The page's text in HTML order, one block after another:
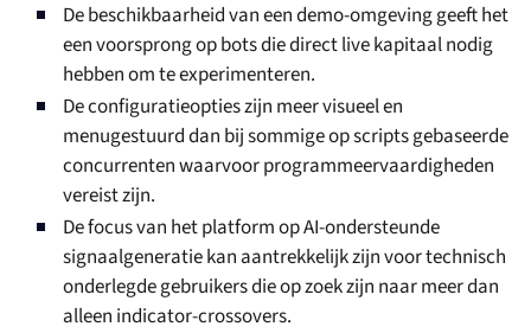
De beschikbaarheid van een demo-omgeving geeft het
een voorsprong op bots die direct live kapitaal nodig
hebben om te experimenteren.
De configuratieopties zijn meer visueel en
menugestuurd dan bij sommige op scripts gebaseerde
concurrenten waarvoor programmeervaardigheden
vereist zijn.
De focus van het platform op AI-ondersteunde
signaalgeneratie kan aantrekkelijk zijn voor technisch
onderlegde gebruikers die op zoek zijn naar meer dan
alleen indicator-crossovers.